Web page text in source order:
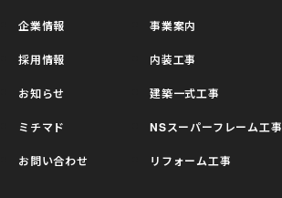
企業情報
採用情報
お知らせ
ミチマド
お問い合わせ
事業案内
内装工事
建築一式工事
NSスーパーフレーム工事
リフォーム工事